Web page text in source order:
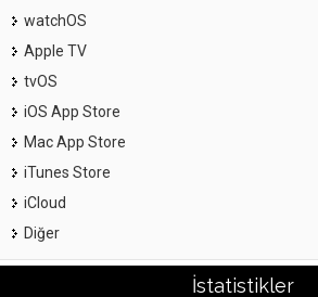
watchOS
Apple TV
tvOS
iOS App Store
Mac App Store
iTunes Store
iCloud
Diğer
İstatistikler